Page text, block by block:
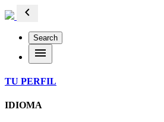
chevron_left
Search
menu
TU PERFIL
IDIOMA